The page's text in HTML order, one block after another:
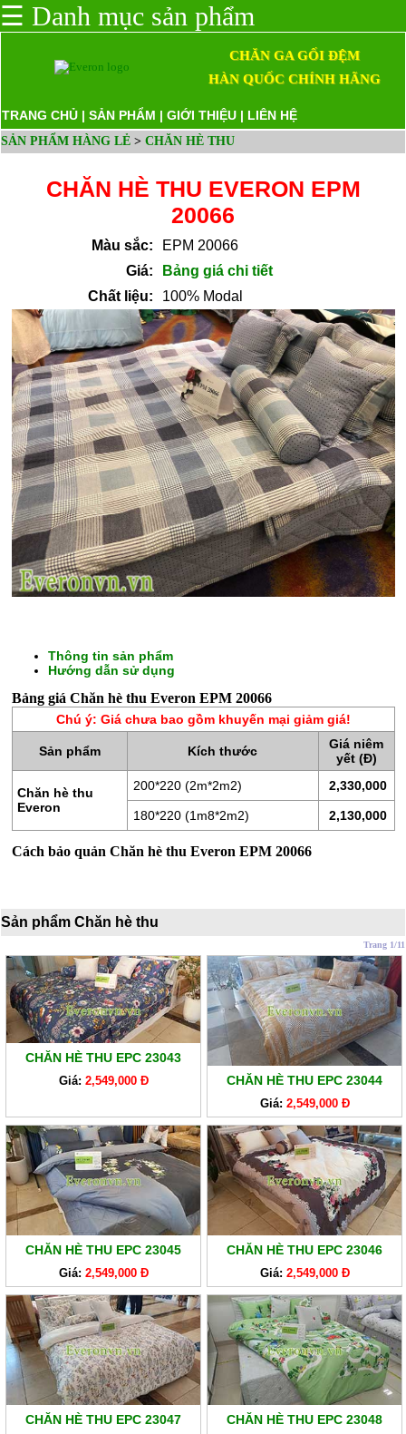
GỐI
ĐỆM
BÔNG
ĐỆM
LÒ
XO
RUỘT
BÔNG
BỘ
CAO
CẤP
ARTEMIS
PHẨM
GIẢM
GIÁ
CHĂN
GA
EVERONLITE
PHẨM
HÀNG
LẺ
SẢN
PHẨM
KHÁC
☰ Danh mục sản phẩm
CHĂN GA GỐI ĐỆM
HÀN QUỐC CHÍNH HÃNG
TRANG CHỦ | SẢN PHẨM | GIỚI THIỆU | LIÊN HỆ
SẢN PHẨM HÀNG LẺ > CHĂN HÈ THU
CHĂN HÈ THU EVERON EPM
20066
Màu sắc:
EPM 20066
Giá:
Bảng giá chi tiết
Chất liệu:
100% Modal
Thông tin sản phẩm
Hướng dẫn sử dụng
Bảng giá Chăn hè thu Everon EPM 20066
Chú ý: Giá chưa bao gồm khuyến mại giảm giá!
Sản phẩm Kích thước
Giá niêm
yết (Đ)
Chăn hè thu
Everon
200*220 (2m*2m2) 2,330,000
180*220 (1m8*2m2) 2,130,000
Cách bảo quản Chăn hè thu Everon EPM 20066
Sản phẩm Chăn hè thu
Trang 1/11
CHĂN HÈ THU EPC 23043
Giá: 2,549,000 Đ CHĂN HÈ THU EPC 23044
Giá: 2,549,000 Đ
CHĂN HÈ THU EPC 23045
Giá: 2,549,000 Đ
CHĂN HÈ THU EPC 23046
Giá: 2,549,000 Đ
CHĂN HÈ THU EPC 23047 CHĂN HÈ THU EPC 23048